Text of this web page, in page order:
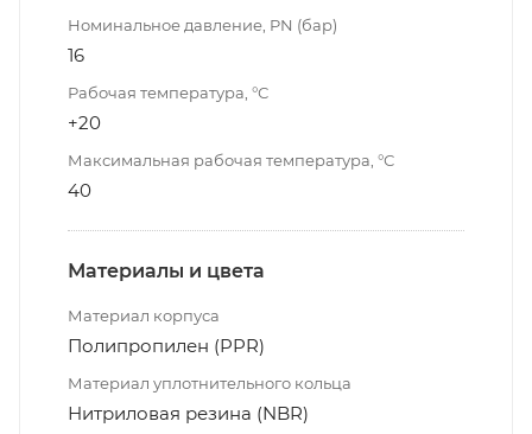
Номинальное давление, PN (бар)
16
Рабочая температура, °С
+20
Максимальная рабочая температура, °С
40
Материалы и цвета
Материал корпуса
Полипропилен (PPR)
Материал уплотнительного кольца
Нитриловая резина (NBR)